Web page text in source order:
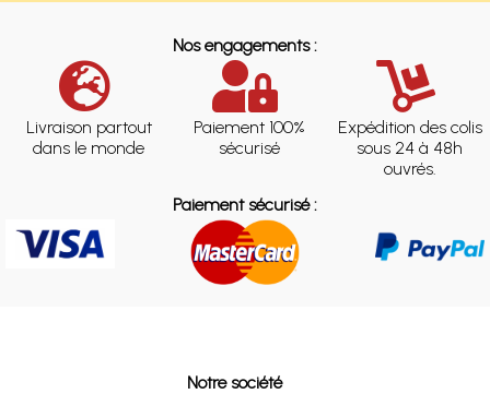
Nos engagements :
Livraison partout
dans le monde
Paiement 100%
sécurisé
Expédition des colis
sous 24 à 48h
ouvrés.
Paiement sécurisé :
Notre société